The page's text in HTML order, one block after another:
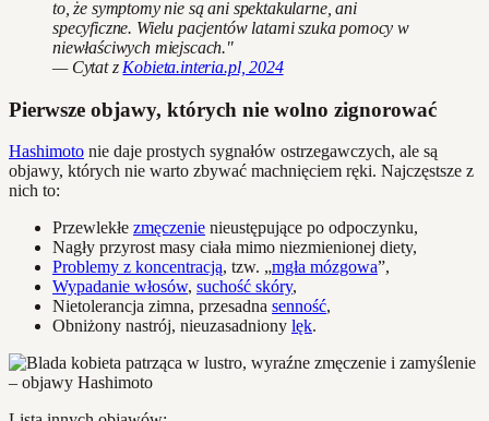
to, że symptomy nie są ani spektakularne, ani
specyficzne. Wielu pacjentów latami szuka pomocy w
niewłaściwych miejscach."
— Cytat z Kobieta.interia.pl, 2024
Pierwsze objawy, których nie wolno zignorować
Hashimoto nie daje prostych sygnałów ostrzegawczych, ale są
objawy, których nie warto zbywać machnięciem ręki. Najczęstsze z
nich to:
Przewlekłe zmęczenie nieustępujące po odpoczynku,
Nagły przyrost masy ciała mimo niezmienionej diety,
Problemy z koncentracją, tzw. „mgła mózgowa”,
Wypadanie włosów, suchość skóry,
Nietolerancja zimna, przesadna senność,
Obniżony nastrój, nieuzasadniony lęk.